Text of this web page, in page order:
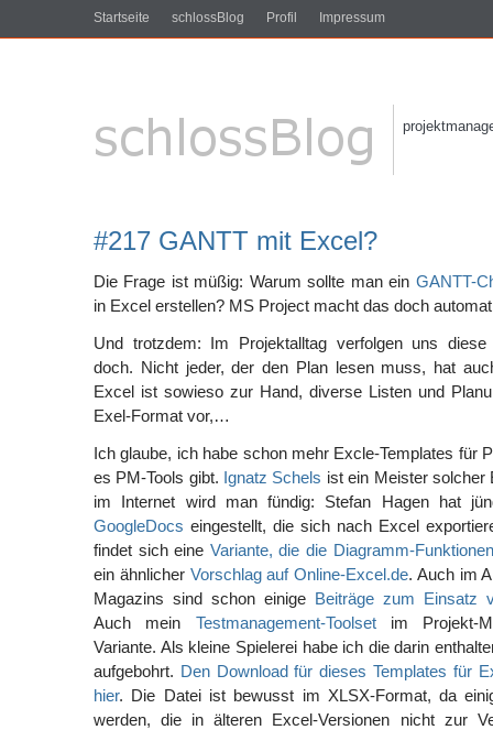
Startseite schlossBlog Profil Impressum
#217 GANTT mit Excel?
Die Frage ist müßig: Warum sollte man ein GANTT-
in Excel erstellen? MS Project macht das doch
Und trotzdem: Im Projektalltag verfolgen uns diese
doch. Nicht jeder, der den Plan lesen muss, hat
Excel ist sowieso zur Hand, diverse Listen und
Exel-Format vor,…
Ich glaube, ich habe schon mehr Excle-Templates für
es PM-Tools gibt. Ignatz Schels ist ein Meister solcher
im Internet wird man fündig: Stefan Hagen hat
GoogleDocs eingestellt, die sich nach Excel
findet sich eine Variante, die die Diagramm-
ein ähnlicher Vorschlag auf Online-Excel.de. Auch im
Magazins sind schon einige Beiträge zum Einsatz
Auch mein Testmanagement-Toolsetim Projekt-
Variante. Als kleine Spielerei habe ich die darin
aufgebohrt. Den Download für dieses Templates für
hier. Die Datei ist bewusst im XLSX-Format, da
werden, die in älteren Excel-Versionen nicht zur